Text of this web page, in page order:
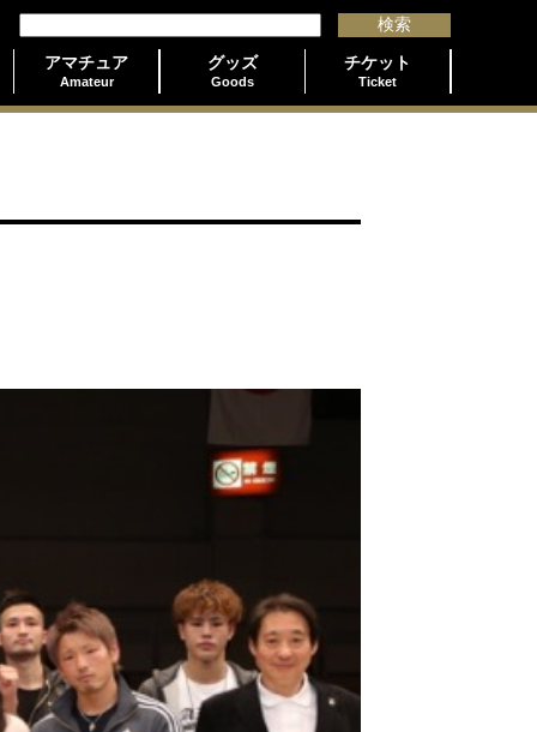
アマチュア
Amateur
グッズ
Goods
チケット
Ticket